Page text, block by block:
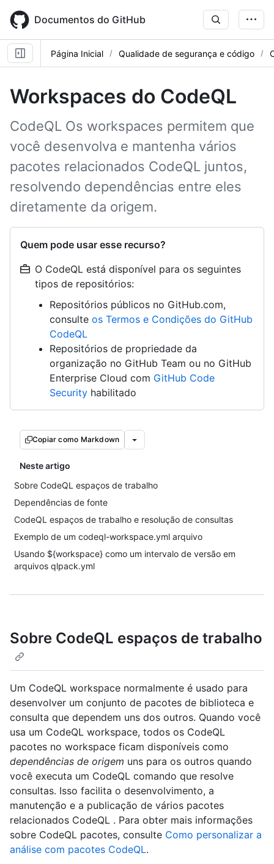
main
content
Documentos do GitHub
Página Inicial Qualidade de segurança e código
Workspaces do CodeQL
CodeQL Os workspaces permitem que
você desenvolva e mantenha vários
pacotes relacionados CodeQL juntos,
resolvendo dependências entre eles
diretamente da origem.
Quem pode usar esse recurso?
O CodeQL está disponível para os seguintes
tipos de repositórios:
Repositórios públicos no GitHub.com,
consulte os Termos e Condições do GitHub
CodeQL
Repositórios de propriedade da
organização no GitHub Team ou no GitHub
Enterprise Cloud com GitHub Code
Security habilitado
Copiar como Markdown
Neste artigo
Sobre CodeQL espaços de trabalho
Dependências de fonte
CodeQL espaços de trabalho e resolução de consultas
Exemplo de um codeql-workspace.yml arquivo
Usando ${workspace} como um intervalo de versão em
arquivos qlpack.yml
Sobre CodeQL espaços de trabalho
Um CodeQL workspace normalmente é usado para
desenvolver um conjunto de pacotes de biblioteca e
consulta que dependem uns dos outros. Quando você
usa um CodeQL workspace, todos os CodeQL
pacotes no workspace ficam disponíveis como
dependências de origem uns para os outros quando
você executa um CodeQL comando que resolve
consultas. Isso facilita o desenvolvimento, a
manutenção e a publicação de vários pacotes
relacionados CodeQL . Para obter mais informações
sobre CodeQL pacotes, consulte Como personalizar a
análise com pacotes CodeQL.